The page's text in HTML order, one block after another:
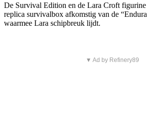
De Survival Edition en de Lara Croft
replica survivalbox afkomstig van de
waarmee Lara schipbreuk lijdt.
▼ Ad by Refinery89